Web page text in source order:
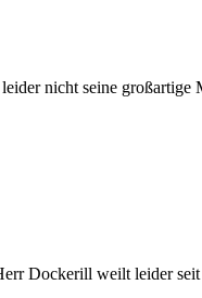
nicht seine großartige
Dockerill weilt leider